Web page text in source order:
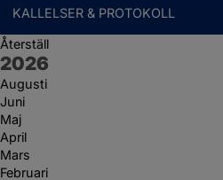
KALLELSER & PROTOKOLL
Återställ
År:
2026
Augusti
Juni
Maj
April
Mars
Februari